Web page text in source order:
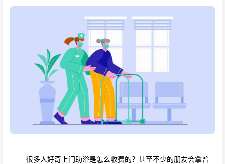
很多人好奇上门助浴是怎么收费的？甚至不少的朋友会拿普